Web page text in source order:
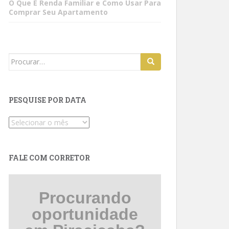
O Que É Renda Familiar e Como Usar Para
Comprar Seu Apartamento
Search
PESQUISE POR DATA
Pesquise
FALE COM CORRETOR
Procurando
oportunidade